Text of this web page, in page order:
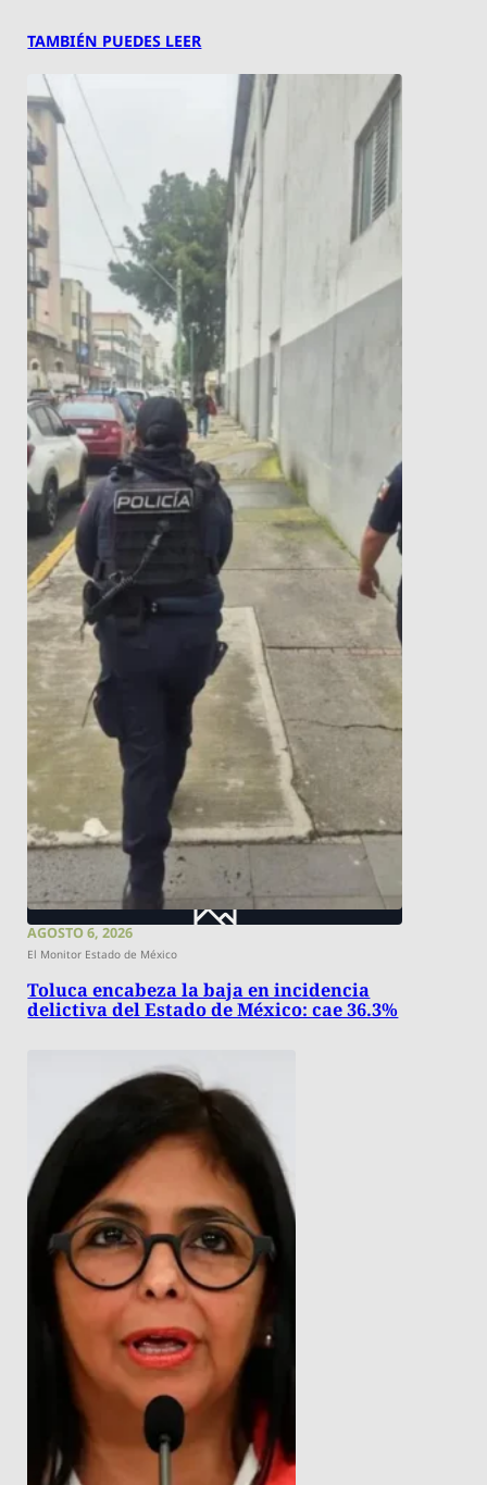
TAMBIÉN PUEDES LEER
AGOSTO 6, 2026
El Monitor Estado de México
Toluca encabeza la baja en incidencia
delictiva del Estado de México: cae 36.3%